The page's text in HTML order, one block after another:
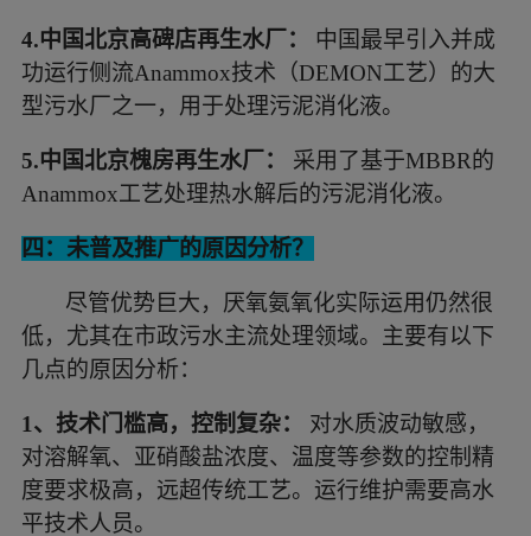
4.中国北京高碑店再生水厂：
中国最早引入并成
功运行侧流Anammox技术（DEMON工艺）的大
型污水厂之一，用于处理污泥消化液。
5.中国北京槐房再生水厂：
采用了基于MBBR的
Anammox工艺处理热水解后的污泥消化液。
四：未普及推广的原因分析？
尽管优势巨大，厌氧氨氧化实际运用仍然很
低，尤其在市政污水主流处理领域。主要有以下
几点的原因分析：
1、技术门槛高，控制复杂：
对水质波动敏感，
对溶解氧、亚硝酸盐浓度、温度等参数的控制精
度要求极高，远超传统工艺。运行维护需要高水
平技术人员。